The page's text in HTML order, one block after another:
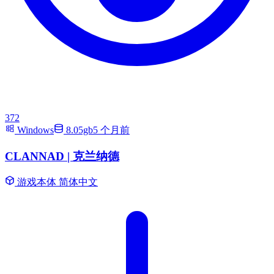
372
Windows
8.05gb5 个月前
CLANNAD | 克兰纳德
游戏本体 简体中文